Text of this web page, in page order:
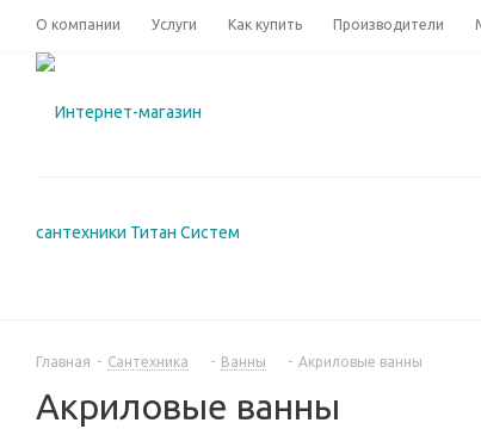
О компании Услуги Как купить Производители
Главная - Сантехника - Ванны - Акриловые ванны
Акриловые ванны